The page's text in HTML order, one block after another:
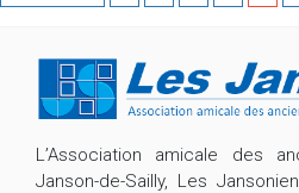
L’Association amicale des
Janson-de-Sailly, Les